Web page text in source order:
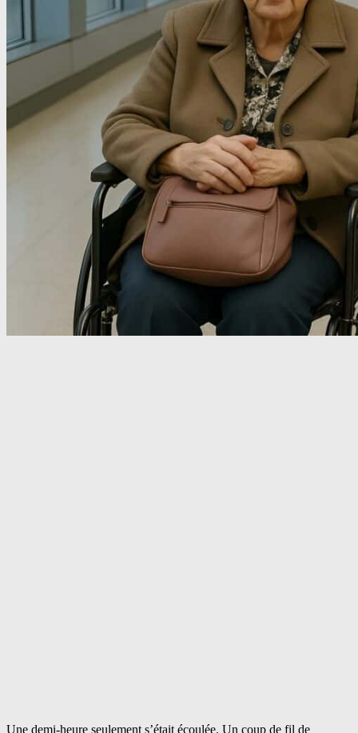
Une demi-heure seulement s’était écoulée. Un coup de fil de